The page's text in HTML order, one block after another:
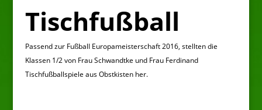
Tischfußball
Passend zur Fußball Europameisterschaft 2016, stellten die
Klassen 1/2 von Frau Schwandtke und Frau Ferdinand
Tischfußballspiele aus Obstkisten her.